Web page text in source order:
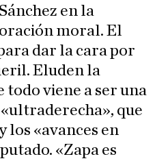
en la
moral. El
dar la cara por
Eluden la
todo viene a ser una
que
los «avances en
«Zapa es